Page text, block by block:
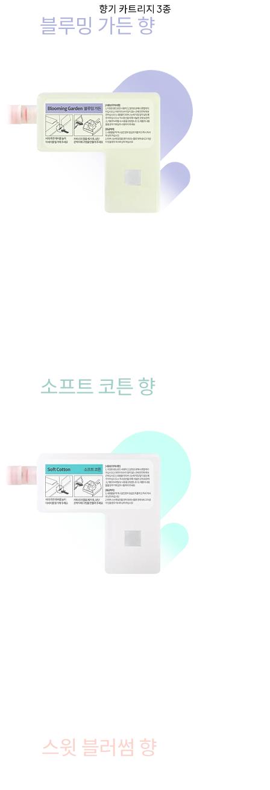
향기 카트리지 3종